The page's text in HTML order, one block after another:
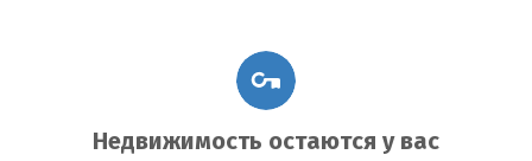
Недвижимость остаются у вас